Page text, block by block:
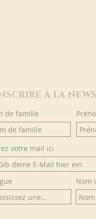
À LA
de famille
votre mail ici
Nom